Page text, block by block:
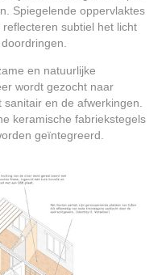
Spiegelende oppervlaktes
subtiel het licht
en natuurlijke
wordt gezocht naar
en de afwerkingen.
keramische fabriekstegels
geïntegreerd.